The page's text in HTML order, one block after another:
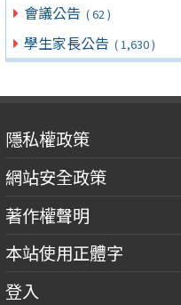
會議公告 ( 62 )
學生家長公告 ( 1,630 )
隱私權政策
網站安全政策
著作權聲明
本站使用正體字
登入